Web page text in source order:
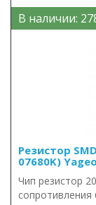
В наличии:
Резистор
07680K) Yageo
Чип резистор
сопротивления